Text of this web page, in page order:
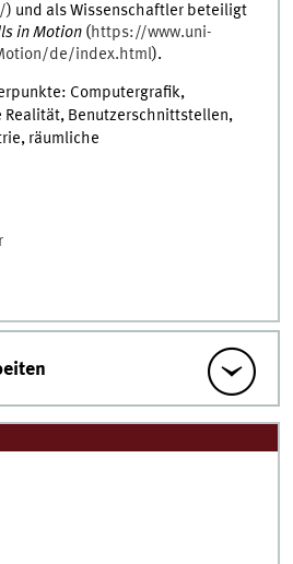
) und als Wissenschaftler beteiligt
in Motion (https://www.uni-
de/index.html).
Computergrafik,
Benutzerschnittstellen,
räumliche